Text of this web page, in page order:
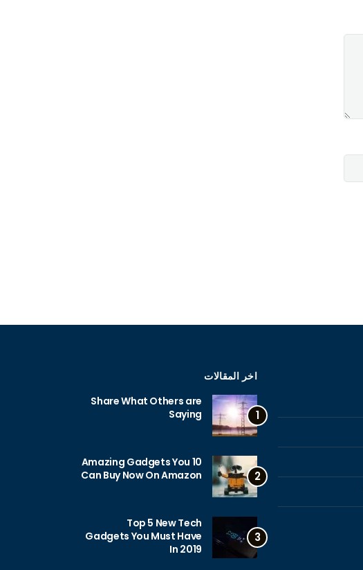
اخر المقالات
1
Share What Others are
Saying
2
10 Amazing Gadgets You
Can Buy Now On Amazon
3
Top 5 New Tech
Gadgets You Must Have
In 2019